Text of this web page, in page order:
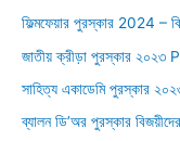
:
ফিল্মফেয়ার পুরস্কার 2024 –
জাতীয় ক্রীড়া পুরস্কার
সাহিত্য একাডেমি পুরস্কার
ব্যালন ডি’অর পুরস্কার